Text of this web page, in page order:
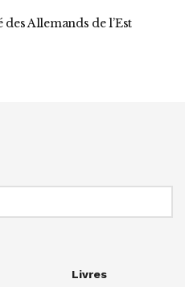
Allemands de l’Est
Livres